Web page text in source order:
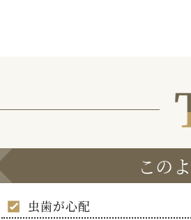
この
虫歯が心配